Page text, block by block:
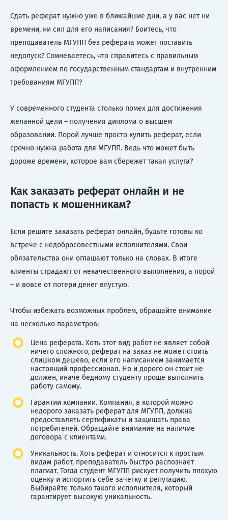
Сдать реферат нужно уже в ближайшие дни, а у вас нет ни
времени, ни сил для его написания? Боитесь, что
преподаватель МГУПП без реферата может поставить
недопуск? Сомневаетесь, что справитесь с правильным
оформлением по государственным стандартам и внутренним
требованиям МГУПП?
У современного студента столько помех для достижения
желанной цели – получения диплома о высшем
образовании. Порой лучше просто купить реферат, если
срочно нужна работа для МГУПП. Ведь что может быть
дороже времени, которое вам сбережет такая услуга?
Как заказать реферат онлайн и не
попасть к мошенникам?
Если решите заказать реферат онлайн, будьте готовы ко
встрече с недобросовестными исполнителями. Свои
обязательства они оглашают только на словах. В итоге
клиенты страдают от некачественного выполнения, а порой
– и вовсе от потери денег впустую.
Чтобы избежать возможных проблем, обращайте внимание
на несколько параметров:
Цена реферата. Хоть этот вид работ не являет собой
ничего сложного, реферат на заказ не может стоить
слишком дешево, если его написанием занимается
настоящий профессионал. Но и дорого он стоит не
должен, иначе бедному студенту проще выполнить
работу самому.
Гарантии компании. Компания, в которой можно
недорого заказать реферат для МГУПП, должна
предоставлять сертификаты и защищать права
потребителей. Обращайте внимание на наличие
договора с клиентами.
Уникальность. Хоть реферат и относится к простым
видам работ, преподаватель быстро распознает
плагиат. Тогда студент МГУПП рискует получить плохую
оценку и испортить себе зачетку и репутацию.
Выбирайте только такого исполнителя, который
гарантирует высокую уникальность.